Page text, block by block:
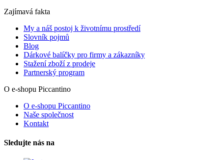
Zajímavá fakta
My a náš postoj k životnímu prostředí
Slovník pojmů
Blog
Dárkové balíčky pro firmy a zákazníky
Stažení zboží z prodeje
Partnerský program
O e-shopu Piccantino
O e-shopu Piccantino
Naše společnost
Kontakt
Sledujte nás na